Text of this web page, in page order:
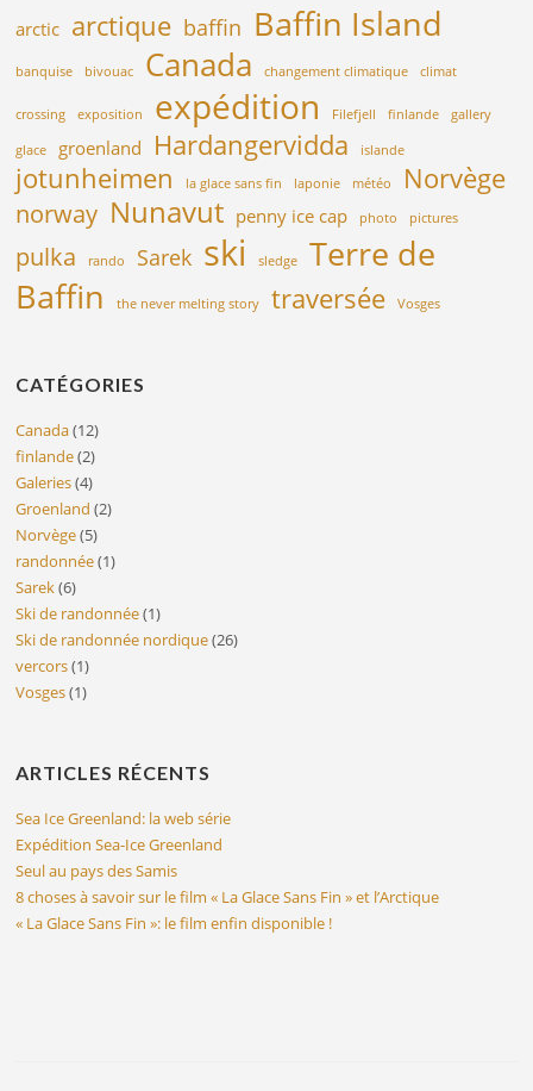
arctic arctique baffin Baffin Island
banquise bivouac Canada changement climatique climat
crossing exposition expédition Filefjell finlande gallery
glace groenland Hardangervidda islande
jotunheimen la glace sans fin laponie météo Norvège
norway Nunavut penny ice cap photo pictures
pulka rando Sarek ski sledge
Terre de
Baffin
the never melting story traversée Vosges
CATÉGORIES
Canada(12)
finlande(2)
Galeries(4)
Groenland (2)
Norvège(5)
randonnée(1)
Sarek(6)
Ski de randonnée(1)
Ski de randonnée nordique(26)
vercors(1)
Vosges(1)
ARTICLES RÉCENTS
Sea Ice Greenland: la web série
Expédition Sea-Ice Greenland
Seul au pays des Samis
8 choses à savoir sur le film « La Glace Sans Fin » et l’Arctique
« La Glace Sans Fin »: le film enfin disponible !